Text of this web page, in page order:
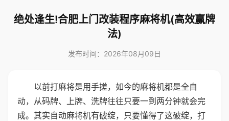
绝处逢生!合肥上门改装程序麻将机(高效赢牌
法)
发布时间：2026年08月09日
以前打麻将是用手搓，如今的麻将机都是全自
动，从码牌、上牌、洗牌往往只要一到两分钟就会完
成。其实自动麻将机有破绽，只要懂得了这破绽，打